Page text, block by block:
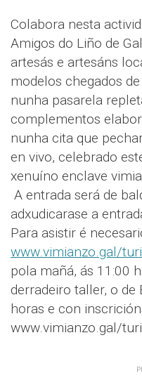
Colabora nesta
Amigos do Liño de
artesás e artesáns
modelos chegados
nunha pasarela
complementos
nunha cita que
en vivo, celebrado
xenuíno enclave
A entrada será de
adxudicarase a
Para asistir é
www.vimianzo.gal/
pola mañá, ás 11:00
derradeiro taller, o de
horas e con
www.vimianzo.gal/